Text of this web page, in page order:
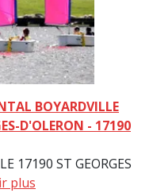
BOYARDVILLE
D'OLERON - 17190
17190 ST GEORGES
plus